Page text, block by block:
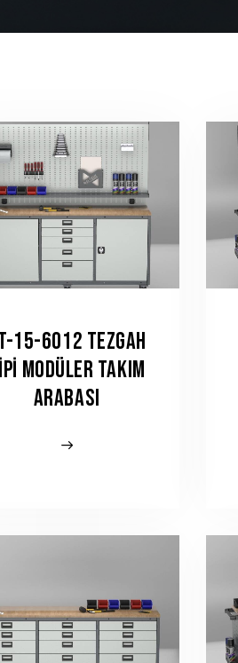
15-6012 TEZGAH
MODÜLER TAKIM
ARABASI